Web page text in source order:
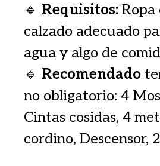
🔹 Requisitos: Ropa
calzado adecuado
agua y algo de
🔹 Recomendado
no obligatorio: 4
Cintas cosidas, 4
cordino, Descensor,